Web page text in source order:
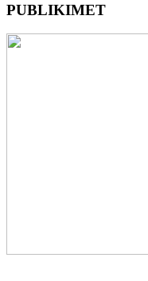
PUBLIKIMET